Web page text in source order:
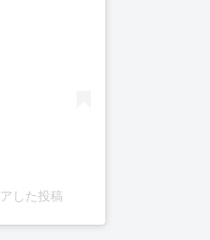
した投稿